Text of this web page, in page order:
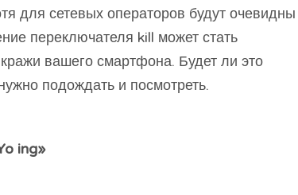
для сетевых операторов будут очевидны
переключателя kill может стать
вашего смартфона. Будет ли это
подождать и посмотреть.
ing»